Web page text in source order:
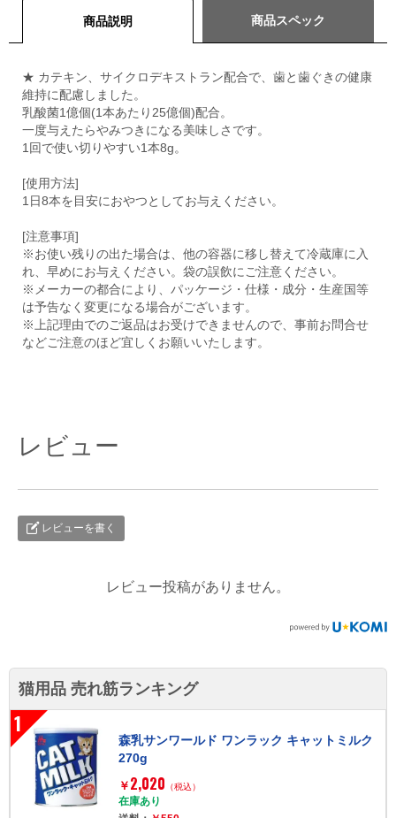
商品説明 商品スペック
★ カテキン、サイクロデキストラン配合で、歯と歯ぐきの健康
維持に配慮しました。
乳酸菌1億個(1本あたり25億個)配合。
一度与えたらやみつきになる美味しさです。
1回で使い切りやすい1本8g。
[使用方法]
1日8本を目安におやつとしてお与えください。
[注意事項]
※お使い残りの出た場合は、他の容器に移し替えて冷蔵庫に入
れ、早めにお与えください。袋の誤飲にご注意ください。
※メーカーの都合により、パッケージ・仕様・成分・生産国等
は予告なく変更になる場合がございます。
※上記理由でのご返品はお受けできませんので、事前お問合せ
などご注意のほど宜しくお願いいたします。
レビュー
レビューを書く
レビュー投稿がありません。
猫用品 売れ筋ランキング
1
森乳サンワールド ワンラック キャットミルク
270g
￥ 2,020 （税込）
在庫あり